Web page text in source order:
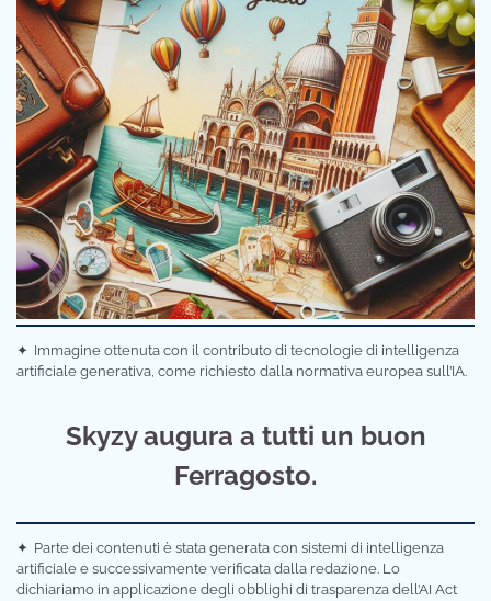
✦ Immagine ottenuta con il contributo di tecnologie di intelligenza
artificiale generativa, come richiesto dalla normativa europea sull’IA.
Skyzy augura a tutti un buon
Ferragosto.
✦ Parte dei contenuti è stata generata con sistemi di intelligenza
artificiale e successivamente verificata dalla redazione. Lo
dichiariamo in applicazione degli obblighi di trasparenza dell’AI Act